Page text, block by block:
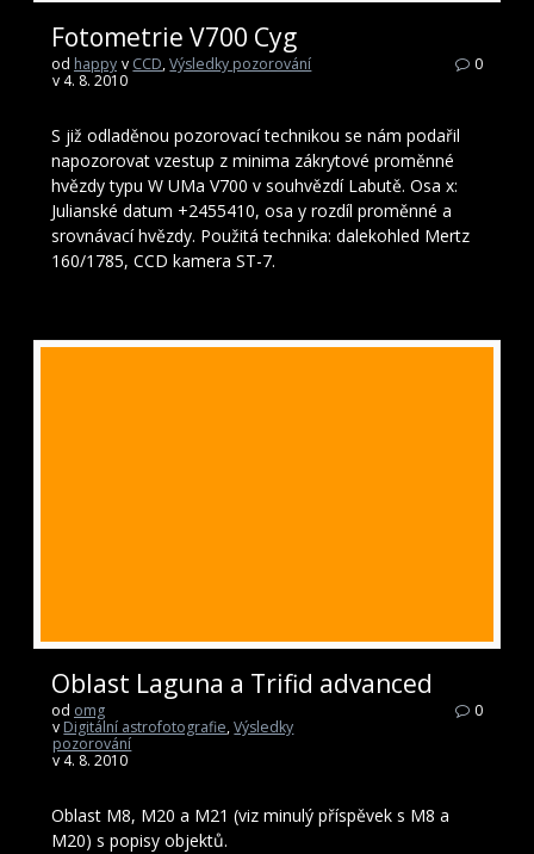
Fotometrie V700 Cyg
od happy v CCD,Výsledky pozorování
v 4. 8. 2010
0
S již odladěnou pozorovací technikou se nám podařil
napozorovat vzestup z minima zákrytové proměnné
hvězdy typu W UMa V700 v souhvězdí Labutě. Osa x:
Julianské datum +2455410, osa y rozdíl proměnné a
srovnávací hvězdy. Použitá technika: dalekohled Mertz
160/1785, CCD kamera ST-7.
Oblast Laguna a Trifid advanced
od omg
v Digitální astrofotografie,Výsledky
pozorování
v 4. 8. 2010
0
Oblast M8, M20 a M21 (viz minulý příspěvek s M8 a
M20) s popisy objektů.